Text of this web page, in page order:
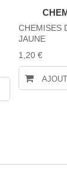
CHEMISES
JAUNE
1,20 €